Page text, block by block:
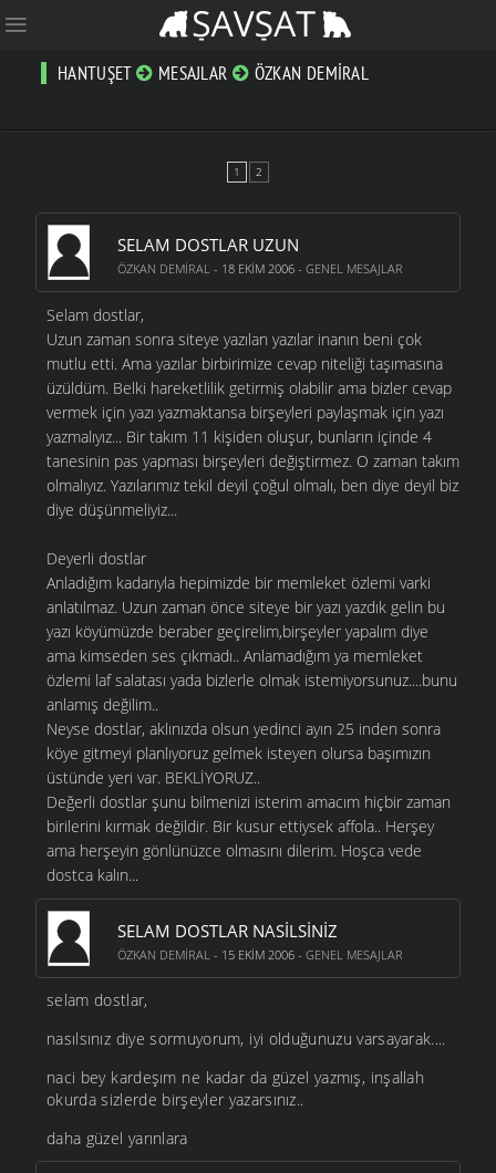
HANTUŞET MESAJLAR ÖZKAN DEMIRAL
1 2
SELAM DOSTLAR UZUN
ÖZKAN DEMIRAL - 18 EKIM 2006 - GENEL MESAJLAR
Selam dostlar,
Uzun zaman sonra siteye yazılan yazılar inanın beni çok
mutlu etti. Ama yazılar birbirimize cevap niteliği taşımasına
üzüldüm. Belki hareketlilik getirmiş olabilir ama bizler cevap
vermek için yazı yazmaktansa birşeyleri paylaşmak için yazı
yazmalıyız... Bir takım 11 kişiden oluşur, bunların içinde 4
tanesinin pas yapması birşeyleri değiştirmez. O zaman takım
olmalıyız. Yazılarımız tekil deyil çoğul olmalı, ben diye deyil biz
diye düşünmeliyiz...
Deyerli dostlar
Anladığım kadarıyla hepimizde bir memleket özlemi varki
anlatılmaz. Uzun zaman önce siteye bir yazı yazdık gelin bu
yazı köyümüzde beraber geçirelim,birşeyler yapalım diye
ama kimseden ses çıkmadı.. Anlamadığım ya memleket
özlemi laf salatası yada bizlerle olmak istemiyorsunuz....bunu
anlamış değilim..
Neyse dostlar, aklınızda olsun yedinci ayın 25 inden sonra
köye gitmeyi planlıyoruz gelmek isteyen olursa başımızın
üstünde yeri var. BEKLİYORUZ..
Değerli dostlar şunu bilmenizi isterim amacım hiçbir zaman
birilerini kırmak değildir. Bir kusur ettiysek affola.. Herşey
ama herşeyin gönlünüzce olmasını dilerim. Hoşca vede
dostca kalın...
SELAM DOSTLAR NASILSINIZ
ÖZKAN DEMIRAL - 15 EKIM 2006 - GENEL MESAJLAR
selam dostlar,
nasılsınız diye sormuyorum, iyi olduğunuzu varsayarak....
naci bey kardeşım ne kadar da güzel yazmış, inşallah
okurda sizlerde birşeyler yazarsınız..
daha güzel yarınlara